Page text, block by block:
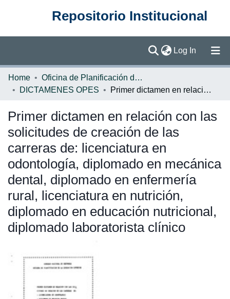
Repositorio Institucional
Log In (current)
Communities & Collections
Statistics
Home
Oficina de Planificación de la Educación Superior (OPES)
DICTAMENES OPES
Primer dictamen en relación con las solicitudes de creación de las carreras de: licenciatura en odontología, diplomado en mecánica dental, diplomado en enfermería rural, licenciatura en nutrición, diplomado en educación nutricional, diplomado laboratorista clínico
Primer dictamen en relación con las
solicitudes de creación de las
carreras de: licenciatura en
odontología, diplomado en mecánica
dental, diplomado en enfermería
rural, licenciatura en nutrición,
diplomado en educación nutricional,
diplomado laboratorista clínico